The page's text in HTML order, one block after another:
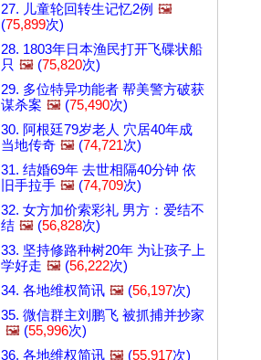
27. 儿童轮回转生记忆2例 🖼️
(75,899次)
28. 1803年日本渔民打开飞碟状船
只 🖼️ (75,820次)
29. 多位特异功能者 帮美警方破获
谋杀案 🖼️ (75,490次)
30. 阿根廷79岁老人 穴居40年成
当地传奇 🖼️ (74,721次)
31. 结婚69年 去世相隔40分钟 依
旧手拉手 🖼️ (74,709次)
32. 女方加价索彩礼 男方：爱结不
结 🖼️ (56,828次)
33. 坚持修路种树20年 为让孩子上
学好走 🖼️ (56,222次)
34. 各地维权简讯 🖼️ (56,197次)
35. 微信群主刘鹏飞 被抓捕并抄家
🖼️ (55,996次)
36. 各地维权简讯 🖼️ (55,917次)